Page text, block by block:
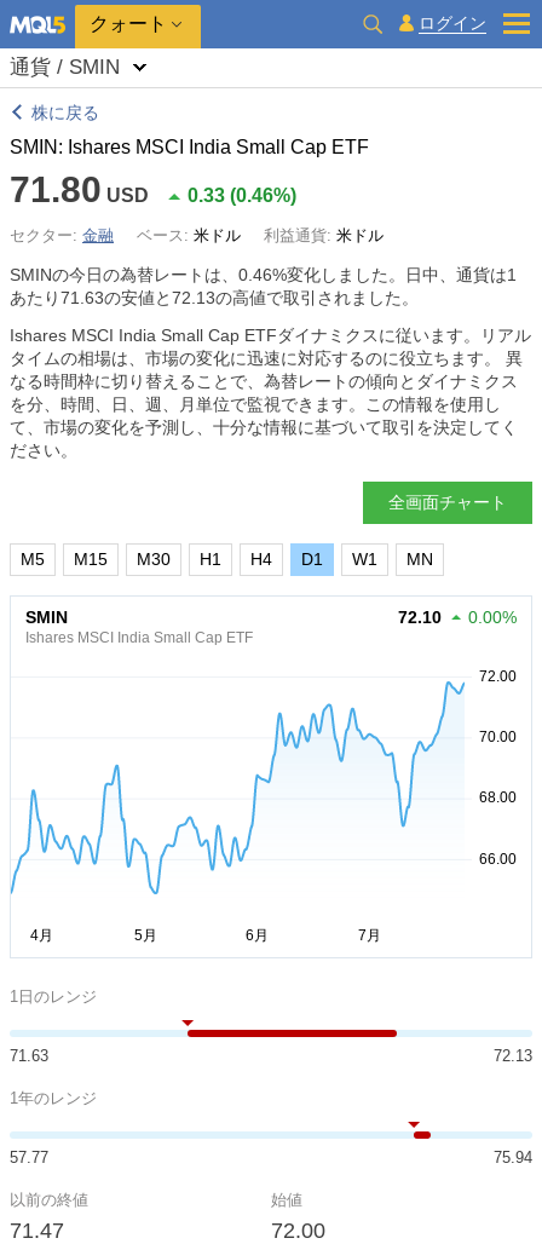
クォート ログイン
通貨 / SMIN
株に戻る
SMIN: Ishares MSCI India Small Cap ETF
71.80 USD 0.33 (0.46%)
セクター: 金融 ベース: 米ドル 利益通貨: 米ドル
SMINの今日の為替レートは、 0.46%変化しました。日中、通貨は1
あたり71.63の安値と72.13の高値で取引されました。
Ishares MSCI India Small Cap ETFダイナミクスに従います。リアル
タイムの相場は、市場の変化に迅速に対応するのに役立ちます。 異
なる時間枠に切り替えることで、為替レートの傾向とダイナミクス
を分、時間、日、週、月単位で監視できます。この情報を使用し
て、市場の変化を予測し、十分な情報に基づいて取引を決定してく
ださい。
全画面チャート
M5 M15 M30 H1 H4 D1 W1 MN
SMIN
Ishares MSCI India Small Cap ETF
72.10 0.00%
1日のレンジ
71.63 72.13
1年のレンジ
57.77 75.94
以前の終値
71.47
始値
72.00